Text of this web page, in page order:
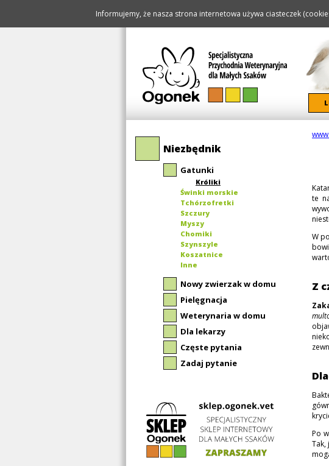
te
W
Z
Po
Tak,
nawigacjęNiezbędnik
Gatunki
Króliki
Świnki morskie
Tchórzofretki
Szczury
Myszy
Chomiki
Szynszyle
Koszatnice
Inne
Nowy zwierzak w domu
Pielęgnacja
Weterynaria w domu
Dla lekarzy
Częste pytania
Zadaj pytanie
Informujemy, że nasza strona internetowa używa ciasteczek